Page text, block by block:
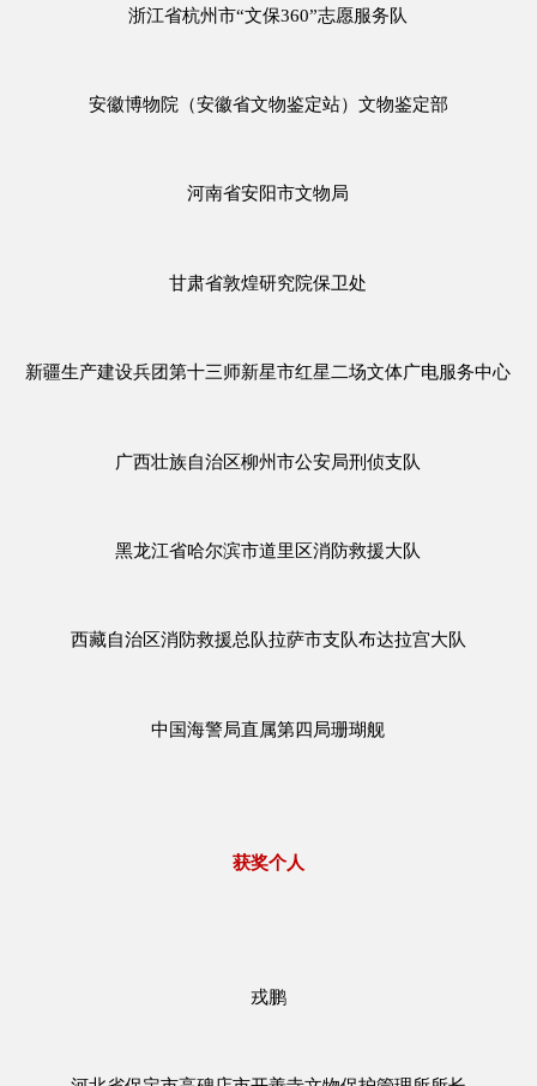
浙江省杭州市“文保360”志愿服务队
安徽博物院（安徽省文物鉴定站）文物鉴定部
河南省安阳市文物局
甘肃省敦煌研究院保卫处
新疆生产建设兵团第十三师新星市红星二场文体广电服务中心
广西壮族自治区柳州市公安局刑侦支队
黑龙江省哈尔滨市道里区消防救援大队
西藏自治区消防救援总队拉萨市支队布达拉宫大队
中国海警局直属第四局珊瑚舰
获奖个人
戎鹏